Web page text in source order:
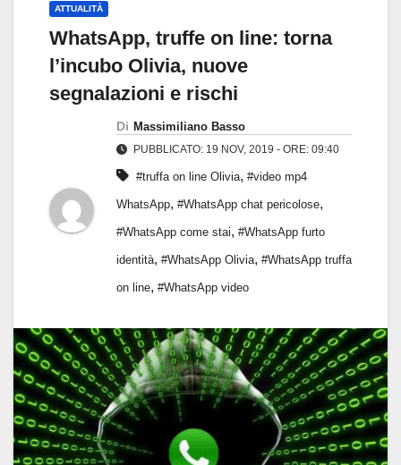
ATTUALITÀ
WhatsApp, truffe on line: torna
l’incubo Olivia, nuove
segnalazioni e rischi
Di Massimiliano Basso
PUBBLICATO: 19 NOV, 2019 - ORE: 09:40
#truffa on line Olivia, #video mp4
WhatsApp, #WhatsApp chat pericolose,
#WhatsApp come stai, #WhatsApp furto
identità, #WhatsApp Olivia, #WhatsApp truffa
on line, #WhatsApp video